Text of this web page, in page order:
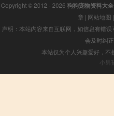
Copyright © 2012 - 2026 狗狗宠物资料大全
章 | 网站地图 |
声明：本站内容来自互联网，如信息有错
会及时纠
本站仅为个人兴趣爱好，不
小男